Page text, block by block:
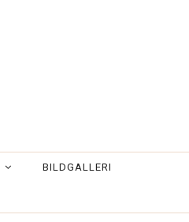
BILDGALLERI